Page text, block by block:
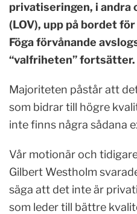
privatiseringen, i andra
(LOV), upp på bordet
Föga förvånande
“valfriheten” fortsätter.
Majoriteten påstår att
som bidrar till högre
inte finns några sådana
Vår motionär och
Gilbert Westholm
säga att det inte är
som leder till bättre